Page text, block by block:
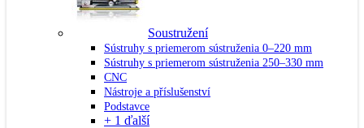
Soustružení
Sústruhy s priemerom sústruženia 0–220 mm
Sústruhy s priemerom sústruženia 250–330 mm
CNC
Nástroje a příslušenství
Podstavce
+ 1 ďalší